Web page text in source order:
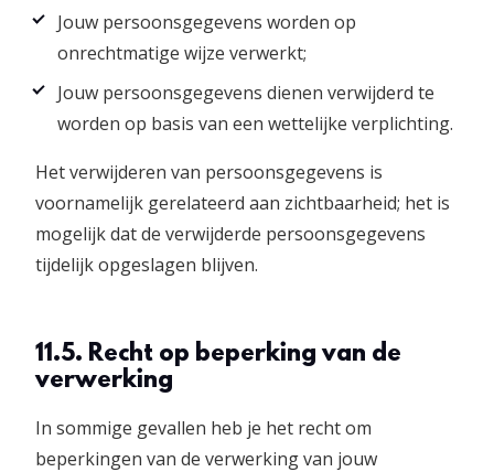
Jouw persoonsgegevens worden op
onrechtmatige wijze verwerkt;
Jouw persoonsgegevens dienen verwijderd te
worden op basis van een wettelijke verplichting.
Het verwijderen van persoonsgegevens is
voornamelijk gerelateerd aan zichtbaarheid; het is
mogelijk dat de verwijderde persoonsgegevens
tijdelijk opgeslagen blijven.
11.5. Recht op beperking van de
verwerking
In sommige gevallen heb je het recht om
beperkingen van de verwerking van jouw